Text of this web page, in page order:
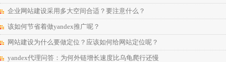
企业网站建设采用多大空间合适？要注意什么？
该如何节省着做yandex推广呢？
网站建设为什么要做定位？应该如何给网站定位呢？
yandex代理问答：为何外链增长速度比乌龟爬行还慢